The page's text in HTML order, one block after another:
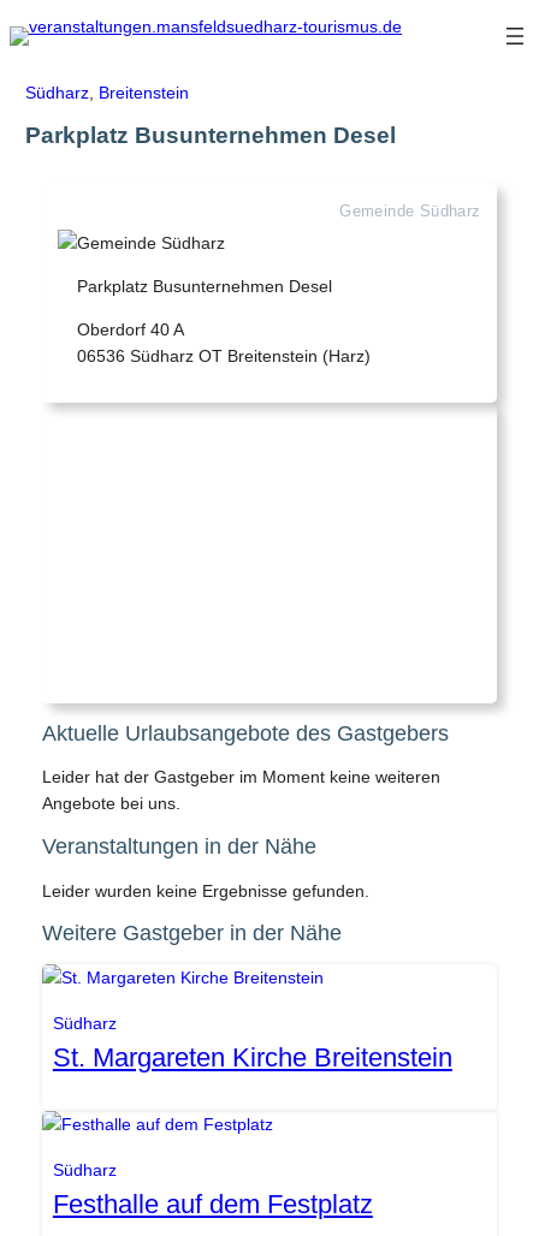
Zum
Inhalt
Südharz, Breitenstein
Parkplatz Busunternehmen Desel
Gemeinde Südharz
Parkplatz Busunternehmen Desel
Oberdorf 40 A
06536 Südharz OT Breitenstein (Harz)
Aktuelle Urlaubsangebote des Gastgebers
Leider hat der Gastgeber im Moment keine weiteren
Angebote bei uns.
Veranstaltungen in der Nähe
Leider wurden keine Ergebnisse gefunden.
Weitere Gastgeber in der Nähe
Südharz
St. Margareten Kirche Breitenstein
Südharz
Festhalle auf dem Festplatz